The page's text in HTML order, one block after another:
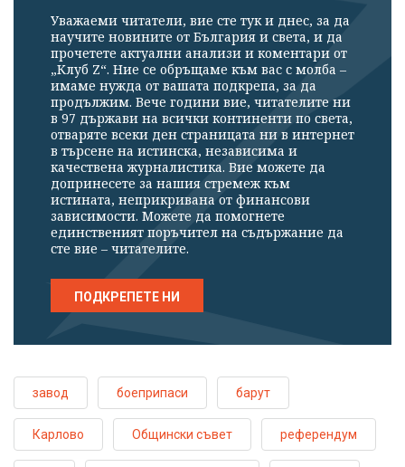
Уважаеми читатели, вие сте тук и днес, за да
научите новините от България и света, и да
прочетете актуални анализи и коментари от
„Клуб Z“. Ние се обръщаме към вас с молба –
имаме нужда от вашата подкрепа, за да
продължим. Вече години вие, читателите ни
в 97 държави на всички континенти по света,
отваряте всеки ден страницата ни в интернет
в търсене на истинска, независима и
качествена журналистика. Вие можете да
допринесете за нашия стремеж към
истината, неприкривана от финансови
зависимости. Можете да помогнете
единственият поръчител на съдържание да
сте вие – читателите.
ПОДКРЕПЕТЕ НИ
завод боеприпаси барут
Карлово Общински съвет референдум